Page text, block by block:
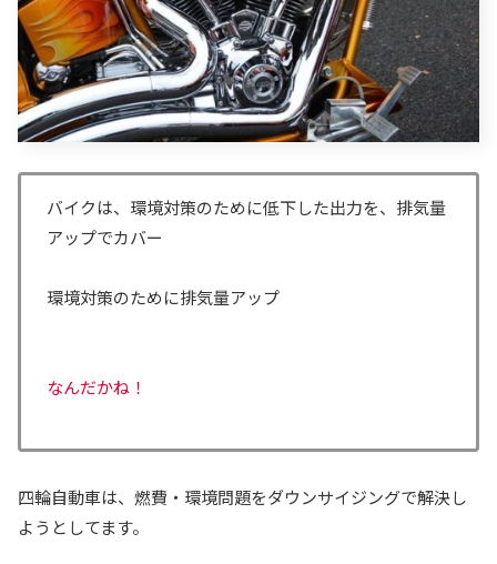
バイクは、環境対策のために低下した出力を、排気量
アップでカバー
環境対策のために排気量アップ
なんだかね！
四輪自動車は、燃費・環境問題をダウンサイジングで解決し
ようとしてます。